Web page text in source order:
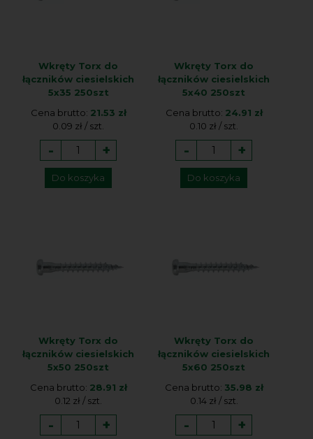
Wkręty Torx do
łączników ciesielskich
5x35 250szt
Cena brutto: 21.53 zł
0.09 zł / szt.
- +
Do koszyka
Wkręty Torx do
łączników ciesielskich
5x40 250szt
Cena brutto: 24.91 zł
0.10 zł / szt.
- +
Do koszyka
Wkręty Torx do
łączników ciesielskich
5x50 250szt
Cena brutto: 28.91 zł
0.12 zł / szt.
- +
Wkręty Torx do
łączników ciesielskich
5x60 250szt
Cena brutto: 35.98 zł
0.14 zł / szt.
- +